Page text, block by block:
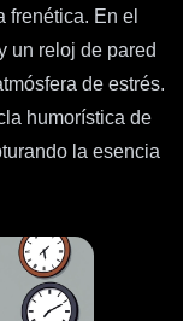
frenética. En el
un reloj de pared
de estrés.
humorística de
la esencia